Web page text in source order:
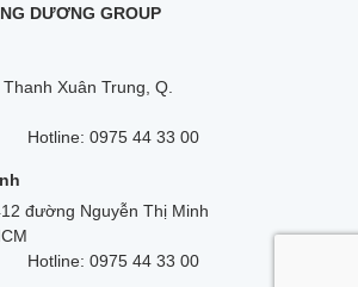
DƯƠNG GROUP
Xuân Trung, Q.
Hotline: 0975 44 33 00
đường Nguyễn Thị Minh
Hotline: 0975 44 33 00